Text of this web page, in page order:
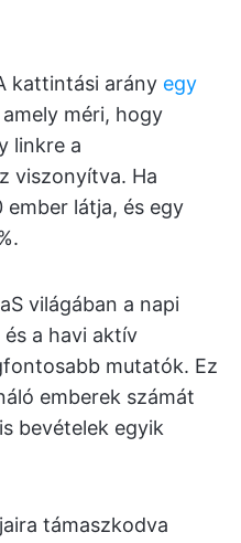
kattintási arány egy
amely méri, hogy
linkre a
viszonyítva. Ha
látja, és egy
világában a napi
a havi aktív
mutatók. Ez
emberek számát
bevételek egyik
támaszkodva